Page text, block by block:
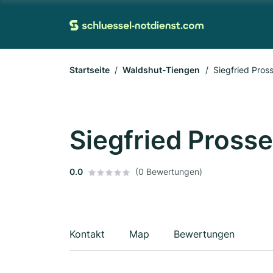
Startseite Waldshut-Tiengen Siegfried
Siegfried
0.0 (0 Bewertungen)
Kontakt Map Bewertungen